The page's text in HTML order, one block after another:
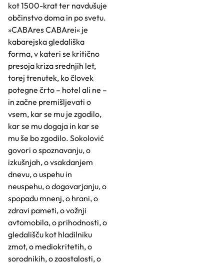
kot 1500-krat ter navdušuje
občinstvo doma in po svetu.
»CABAres CABArei« je
kabarejska gledališka
forma, v kateri se kritično
presoja kriza srednjih let,
torej trenutek, ko človek
potegne črto – hotel ali ne –
in začne premišljevati o
vsem, kar se mu je zgodilo,
kar se mu dogaja in kar se
mu še bo zgodilo. Sokolović
govori o spoznavanju, o
izkušnjah, o vsakdanjem
dnevu, o uspehu in
neuspehu, o dogovarjanju, o
spopadu mnenj, o hrani, o
zdravi pameti, o vožnji
avtomobila, o prihodnosti, o
gledališču kot hladilniku
zmot, o mediokritetih, o
sorodnikih, o zaostalosti, o